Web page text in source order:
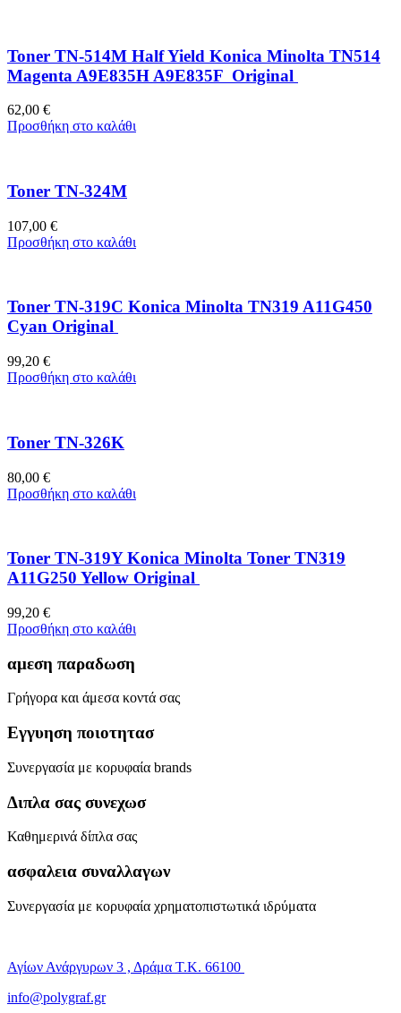
Toner TN-514M Half Yield Konica Minolta TN514
Magenta A9E835H A9E835F Original
62,00 €
Προσθήκη στο καλάθι
Toner TN-324M
107,00 €
Προσθήκη στο καλάθι
Toner TN-319C Konica Minolta TN319 A11G450
Cyan Original
99,20 €
Προσθήκη στο καλάθι
Toner TN-326K
80,00 €
Προσθήκη στο καλάθι
Toner TN-319Y Konica Minolta Toner TN319
A11G250 Yellow Original
99,20 €
Προσθήκη στο καλάθι
αμεση παραδωση
Γρήγορα και άμεσα κοντά σας
Εγγυηση ποιοτητασ
Συνεργασία με κορυφαία brands
Διπλα σας συνεχωσ
Καθημερινά δίπλα σας
ασφαλεια συναλλαγων
Συνεργασία με κορυφαία χρηματοπιστωτικά ιδρύματα
Αγίων Ανάργυρων 3 , Δράμα Τ.Κ. 66100
info@polygraf.gr